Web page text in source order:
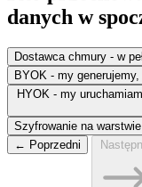
danych w
Dostawca chmury - w
BYOK - my
HYOK - my
Szyfrowanie na
← Poprzedni